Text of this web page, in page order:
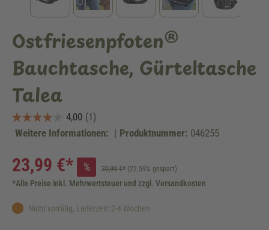
Ostfriesenpfoten®
Bauchtasche, Gürteltasche
Talea
Weitere Informationen: | Produktnummer: 046255
23,99 €* % 30,99 €* (22.59% gespart)
*Alle Preise inkl. Mehrwertsteuer und zzgl. Versandkosten
Nicht vorrätig, Lieferzeit: 2-4 Wochen